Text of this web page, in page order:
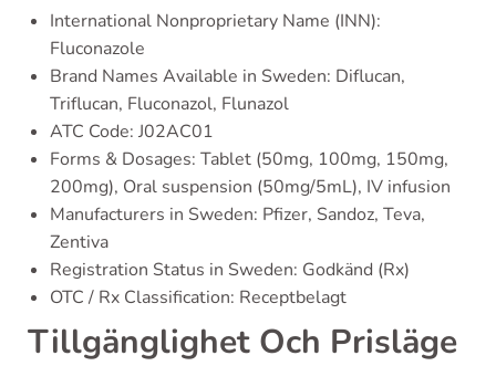
International Nonproprietary Name (INN):
Fluconazole
Brand Names Available in Sweden: Diflucan,
Triflucan, Fluconazol, Flunazol
ATC Code: J02AC01
Forms & Dosages: Tablet (50mg, 100mg, 150mg,
200mg), Oral suspension (50mg/5mL), IV infusion
Manufacturers in Sweden: Pfizer, Sandoz, Teva,
Zentiva
Registration Status in Sweden: Godkänd (Rx)
OTC / Rx Classification: Receptbelagt
Tillgänglighet Och Prisläge